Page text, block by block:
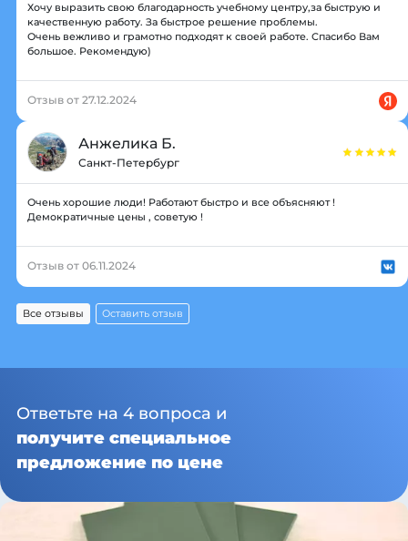
Хочу выразить свою благодарность учебному центру,за быструю и
качественную работу. За быстрое решение проблемы.
Очень вежливо и грамотно подходят к своей работе. Спасибо Вам
большое. Рекомендую)
Отзыв от 27.12.2024
Анжелика Б.
Санкт-Петербург
Очень хорошие люди! Работают быстро и все объясняют !
Демократичные цены , советую !
Отзыв от 06.11.2024
Все отзывы Оставить отзыв
Ответьте на 4 вопроса и
получите специальное
предложение по цене